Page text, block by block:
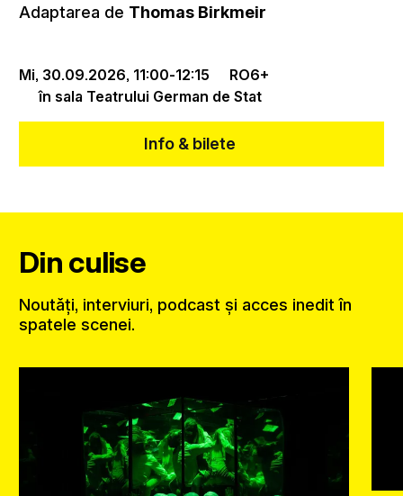
Mi, 30.09.2026, 11:00-12:15 RO6+
în sala Teatrului German de Stat
Adaptarea de Thomas Birkmeir
Info & bilete
Din culise
Noutăți, interviuri, podcast și acces inedit în
spatele scenei.